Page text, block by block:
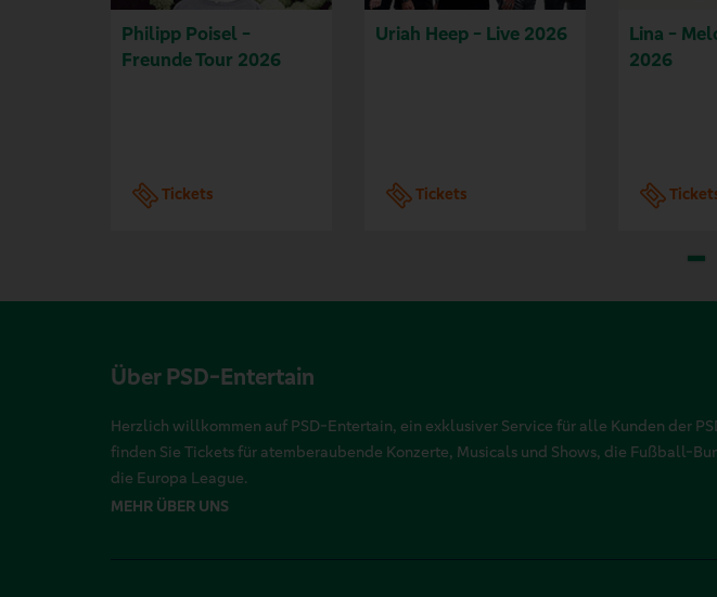
Philipp Poisel -
Freunde Tour 2026
Tickets
Uriah Heep - Live 2026
Tickets
Lina -
2026
Über PSD-Entertain
Herzlich willkommen auf PSD-Entertain, ein exklusiver Service für alle Kunden der
finden Sie Tickets für atemberaubende Konzerte, Musicals und Shows, die Fußball-
die Europa League.
MEHR ÜBER UNS